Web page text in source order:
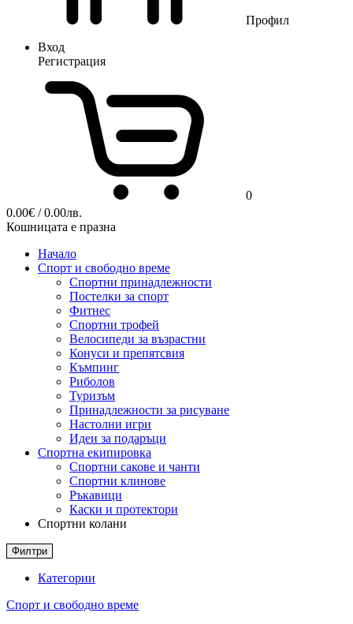
Профил
Вход
Регистрация
0
0.00€ / 0.00лв.
Кошницата е празна
Начало
Спорт и свободно време
Спортни принадлежности
Постелки за спорт
Фитнес
Спортни трофей
Велосипеди за възрастни
Конуси и препятсвия
Къмпинг
Риболов
Туризъм
Принадлежности за рисуване
Настолни игри
Идеи за подаръци
Спортна екипировка
Спортни сакове и чанти
Спортни клинове
Ръкавици
Каски и протектори
Спортни колани
Филтри
Категории
Спорт и свободно време